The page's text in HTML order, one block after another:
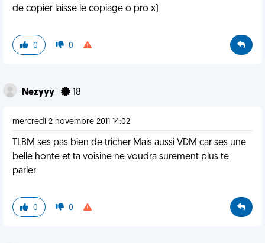
de copier laisse le copiage o pro x)
0 0
Nezyyy 18
mercredi 2 novembre 2011 14:02
TLBM ses pas bien de tricher Mais aussi VDM car ses une
belle honte et ta voisine ne voudra surement plus te
parler
0 0